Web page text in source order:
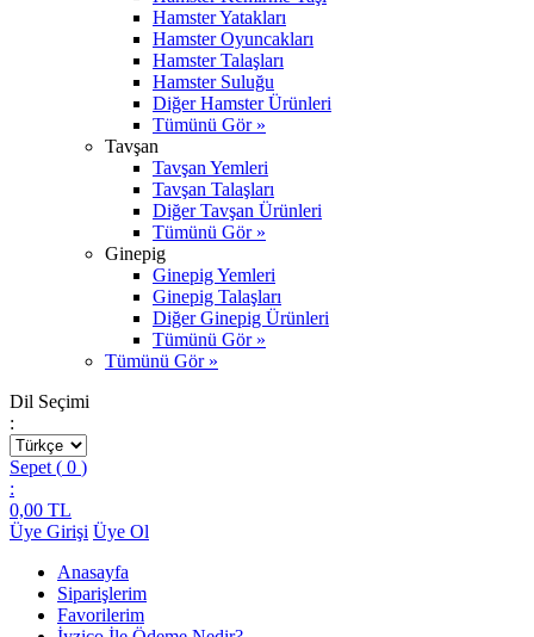
Hamster Yatakları
Hamster Oyuncakları
Hamster Talaşları
Hamster Suluğu
Diğer Hamster Ürünleri
Tümünü Gör »
Tavşan
Tavşan Yemleri
Tavşan Talaşları
Diğer Tavşan Ürünleri
Tümünü Gör »
Ginepig
Ginepig Yemleri
Ginepig Talaşları
Diğer Ginepig Ürünleri
Tümünü Gör »
Tümünü Gör »
Dil Seçimi
:
Sepet ( 0 )
:
0,00 TL
Üye Girişi Üye Ol
Anasayfa
Siparişlerim
Favorilerim